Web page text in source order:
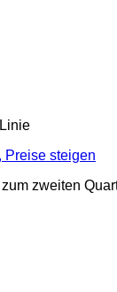
Preise steigen
zweiten